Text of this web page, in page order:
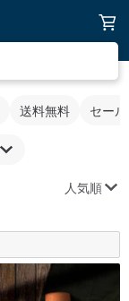
送料無料 セー
人気順